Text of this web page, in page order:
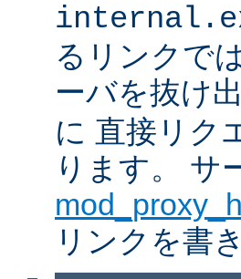
るリンクで
ーバを抜け
に 直接リク
ります。 サ
リンクを書